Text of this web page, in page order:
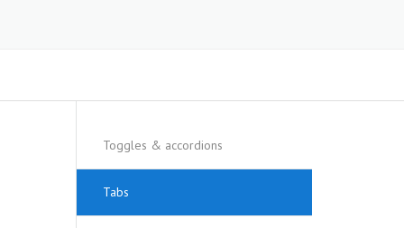
Toggles & accordions
Tabs